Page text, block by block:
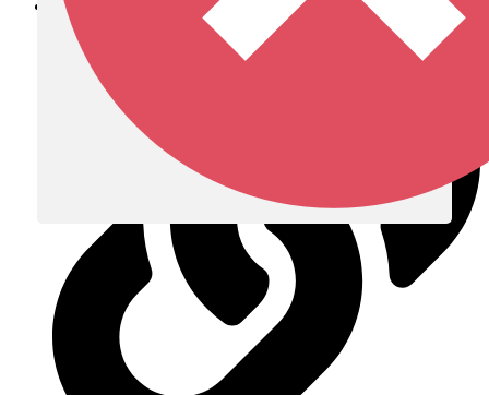
Diócesis de Zipaquirá